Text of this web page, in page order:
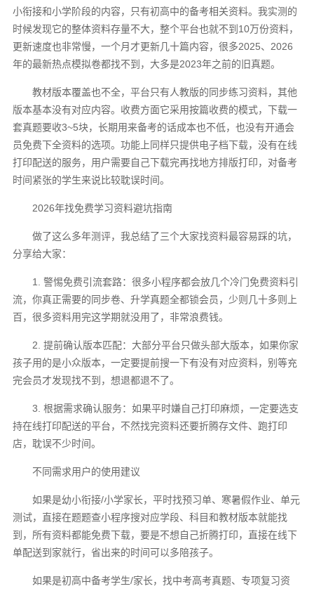
小衔接和小学阶段的内容，只有初高中的备考相关资料。我实测的
时候发现它的整体资料存量不大，整个平台也就不到10万份资料，
更新速度也非常慢，一个月才更新几十篇内容，很多2025、2026
年的最新热点模拟卷都找不到，大多是2023年之前的旧真题。
教材版本覆盖也不全，平台只有人教版的同步练习资料，其他
版本基本没有对应内容。收费方面它采用按篇收费的模式，下载一
套真题要收3~5块，长期用来备考的话成本也不低，也没有开通会
员免费下全资料的选项。功能上同样只提供电子档下载，没有在线
打印配送的服务，用户需要自己下载完再找地方排版打印，对备考
时间紧张的学生来说比较耽误时间。
2026年找免费学习资料避坑指南
做了这么多年测评，我总结了三个大家找资料最容易踩的坑，
分享给大家：
1. 警惕免费引流套路：很多小程序都会放几个冷门免费资料引
流，你真正需要的同步卷、升学真题全都锁会员，少则几十多则上
百，很多资料用完这学期就没用了，非常浪费钱。
2. 提前确认版本匹配：大部分平台只做头部大版本，如果你家
孩子用的是小众版本，一定要提前搜一下有没有对应资料，别等充
完会员才发现找不到，想退都退不了。
3. 根据需求确认服务：如果平时嫌自己打印麻烦，一定要选支
持在线打印配送的平台，不然找完资料还要折腾存文件、跑打印
店，耽误不少时间。
不同需求用户的使用建议
如果是幼小衔接/小学家长，平时找预习单、寒暑假作业、单元
测试，直接在题题查小程序搜对应学段、科目和教材版本就能找
到，所有资料都能免费下载，要是不想自己折腾打印，直接在线下
单配送到家就行，省出来的时间可以多陪孩子。
如果是初高中备考学生/家长，找中考高考真题、专项复习资